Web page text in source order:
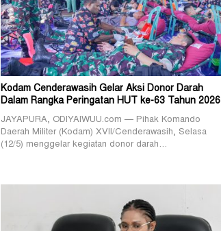
Kodam Cenderawasih Gelar Aksi Donor Darah
Dalam Rangka Peringatan HUT ke-63 Tahun 2026
JAYAPURA, ODIYAIWUU.com — Pihak Komando
Daerah Militer (Kodam) XVII/Cenderawasih, Selasa
(12/5) menggelar kegiatan donor darah…